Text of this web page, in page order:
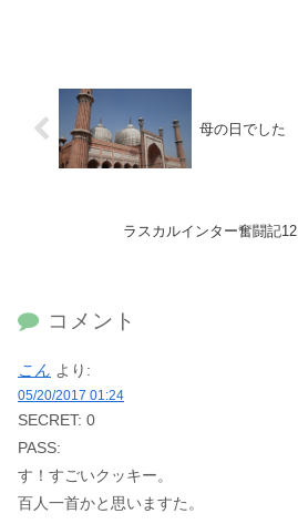
母の日でした
ラスカルインター奮闘記12
コメント
こん より:
05/20/2017 01:24
SECRET: 0
PASS:
す！すごいクッキー。
百人一首かと思いますた。